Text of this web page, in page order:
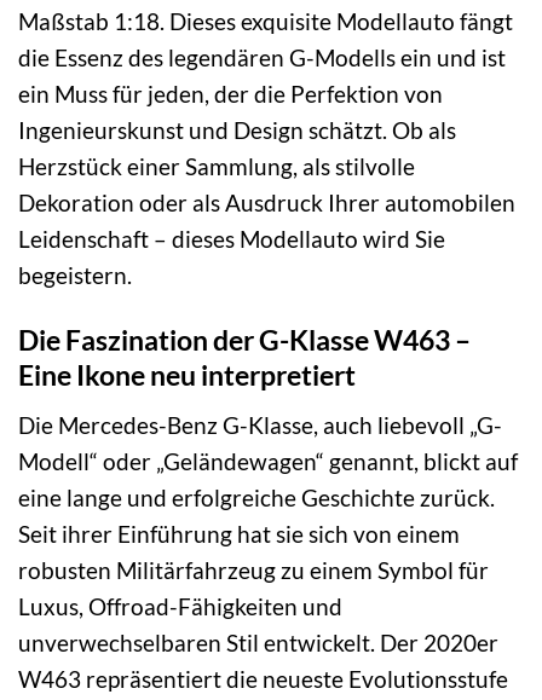
Maßstab 1:18. Dieses exquisite Modellauto fängt
die Essenz des legendären G-Modells ein und ist
ein Muss für jeden, der die Perfektion von
Ingenieurskunst und Design schätzt. Ob als
Herzstück einer Sammlung, als stilvolle
Dekoration oder als Ausdruck Ihrer automobilen
Leidenschaft – dieses Modellauto wird Sie
begeistern.
Die Faszination der G-Klasse W463 –
Eine Ikone neu interpretiert
Die Mercedes-Benz G-Klasse, auch liebevoll „G-
Modell“ oder „Geländewagen“ genannt, blickt auf
eine lange und erfolgreiche Geschichte zurück.
Seit ihrer Einführung hat sie sich von einem
robusten Militärfahrzeug zu einem Symbol für
Luxus, Offroad-Fähigkeiten und
unverwechselbaren Stil entwickelt. Der 2020er
W463 repräsentiert die neueste Evolutionsstufe